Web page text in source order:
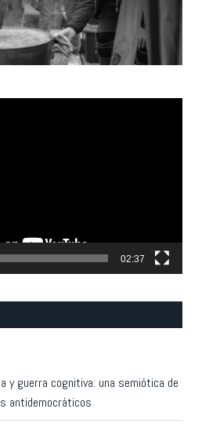
02:37
y guerra cognitiva: una semiótica de
antidemocráticos